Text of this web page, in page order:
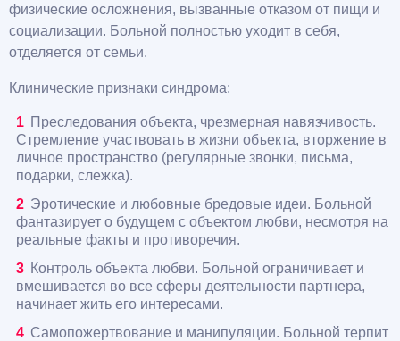
физические осложнения, вызванные отказом от пищи и
социализации. Больной полностью уходит в себя,
отделяется от семьи.
Клинические признаки синдрома:
Преследования объекта, чрезмерная навязчивость.
Стремление участвовать в жизни объекта, вторжение в
личное пространство (регулярные звонки, письма,
подарки, слежка).
Эротические и любовные бредовые идеи. Больной
фантазирует о будущем с объектом любви, несмотря на
реальные факты и противоречия.
Контроль объекта любви. Больной ограничивает и
вмешивается во все сферы деятельности партнера,
начинает жить его интересами.
Самопожертвование и манипуляции. Больной терпит